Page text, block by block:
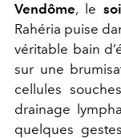
Vendôme, le
Rahéria puise
véritable bain
sur une
cellules
drainage
quelques